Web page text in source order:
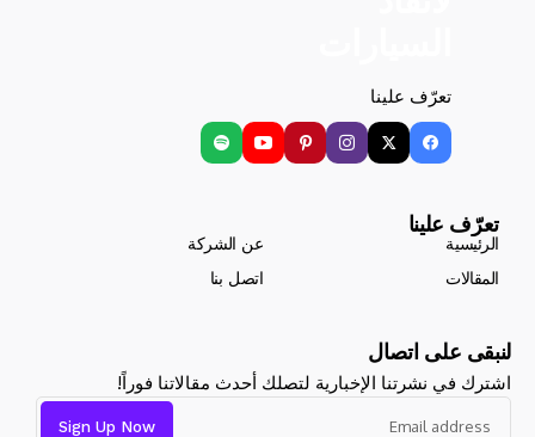
تعرّف علينا
تعرّف علينا
الرئيسية
عن الشركة
المقالات
اتصل بنا
لنبقى على اتصال
اشترك في نشرتنا الإخبارية لتصلك أحدث مقالاتنا فوراً!